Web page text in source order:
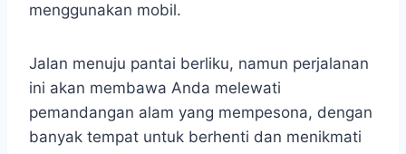
menggunakan mobil.
Jalan menuju pantai berliku, namun perjalanan
ini akan membawa Anda melewati
pemandangan alam yang mempesona, dengan
banyak tempat untuk berhenti dan menikmati